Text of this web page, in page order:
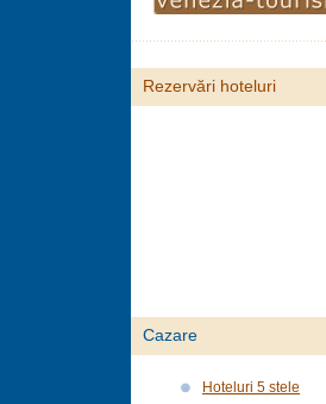
Rezervări hoteluri
Cazare
Hoteluri 5 stele